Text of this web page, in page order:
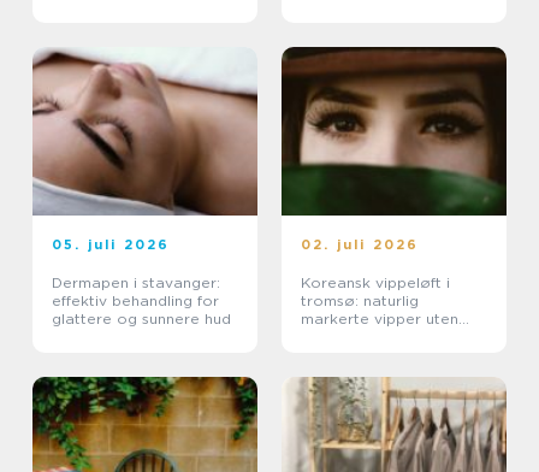
05. juli 2026
Dermapen i stavanger:
effektiv behandling for
glattere og sunnere hud
02. juli 2026
Koreansk vippeløft i
tromsø: naturlig
markerte vipper uten